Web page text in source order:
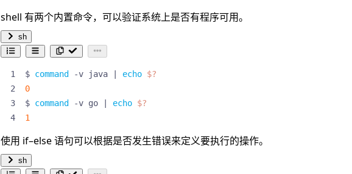
shell 有两个内置命令，可以验证系统上是否有程序可用。
sh
$ command -v java echo $?
0
$ command -v go echo $?
1
使用 if–else 语句可以根据是否发生错误来定义要执行的操作。
sh